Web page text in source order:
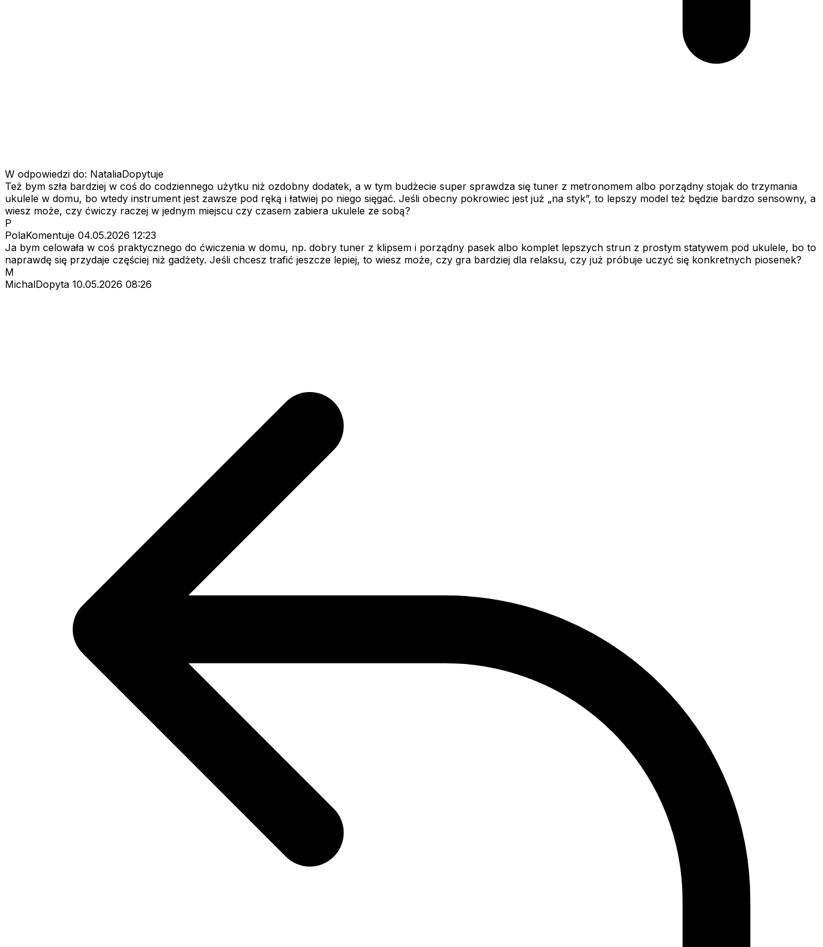
W odpowiedzi do: NataliaDopytuje
Też bym szła bardziej w coś do codziennego użytku niż ozdobny dodatek, a w tym budżecie super sprawdza się tuner z metronomem albo porządny stojak do trzymania
ukulele w domu, bo wtedy instrument jest zawsze pod ręką i łatwiej po niego sięgać. Jeśli obecny pokrowiec jest już „na styk”, to lepszy model też będzie bardzo sensowny, a
wiesz może, czy ćwiczy raczej w jednym miejscu czy czasem zabiera ukulele ze sobą?
P
PolaKomentuje 04.05.2026 12:23
Ja bym celowała w coś praktycznego do ćwiczenia w domu, np. dobry tuner z klipsem i porządny pasek albo komplet lepszych strun z prostym statywem pod ukulele, bo to
naprawdę się przydaje częściej niż gadżety. Jeśli chcesz trafić jeszcze lepiej, to wiesz może, czy gra bardziej dla relaksu, czy już próbuje uczyć się konkretnych piosenek?
M
MichalDopyta 10.05.2026 08:26